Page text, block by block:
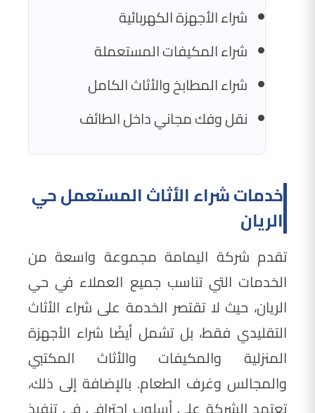
شراء الأجهزة الكهربائية
شراء المكيفات المستعملة
شراء المطابخ والأثاث الكامل
نقل وفك مجاني داخل الطائف
خدمات شراء الأثاث المستعمل حي
الريان
تقدم شركة اليمامة مجموعة واسعة من
الخدمات التي تناسب جميع العملاء في حي
الريان، حيث لا تقتصر الخدمة على شراء الأثاث
التقليدي فقط، بل تشمل أيضًا شراء الأجهزة
المنزلية والمكيفات والأثاث المكتبي
والمجالس وغرف الطعام. بالإضافة إلى ذلك،